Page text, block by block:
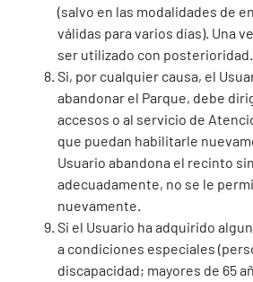
(salvo en las modalidades de
válidas para varios días). Una
ser utilizado con posterioridad.
Si, por cualquier causa, el
abandonar el Parque, debe
accesos o al servicio de
que puedan habilitarle
Usuario abandona el recinto
adecuadamente, no se le
nuevamente.
Si el Usuario ha adquirido
a condiciones especiales
discapacidad; mayores de 65